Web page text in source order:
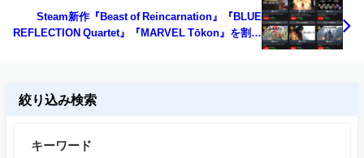
Steam新作『Beast of Reincarnation』『BLUE
REFLECTION Quartet』『MARVEL Tōkon』を割引
絞り込み検索
キーワード